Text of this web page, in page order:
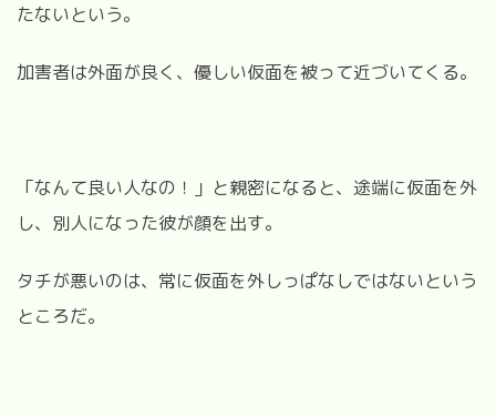
たないという。
加害者は外面が良く、優しい仮面を被って近づいてくる。
「なんて良い人なの！」と親密になると、途端に仮面を外
し、別人になった彼が顔を出す。
タチが悪いのは、常に仮面を外しっぱなしではないという
ところだ。